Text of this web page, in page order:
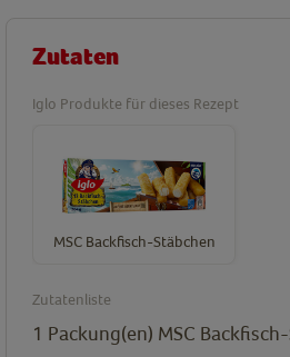
Zutaten
Iglo Produkte für dieses Rezept
MSC Backfisch-Stäbchen
Zutatenliste
1 Packung(en) MSC